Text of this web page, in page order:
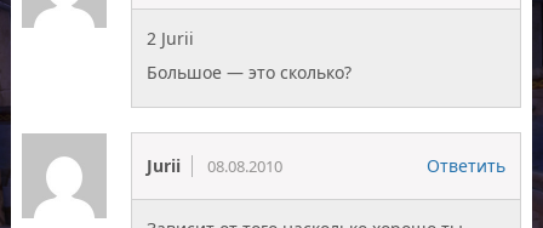
2 Jurii
Большое — это сколько?
Jurii 08.08.2010 Ответить